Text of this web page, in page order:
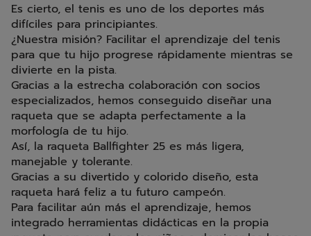
Es cierto, el tenis es uno de los deportes más
difíciles para principiantes.
¿Nuestra misión? Facilitar el aprendizaje del tenis
para que tu hijo progrese rápidamente mientras se
divierte en la pista.
Gracias a la estrecha colaboración con socios
especializados, hemos conseguido diseñar una
raqueta que se adapta perfectamente a la
morfología de tu hijo.
Así, la raqueta Ballfighter 25 es más ligera,
manejable y tolerante.
Gracias a su divertido y colorido diseño, esta
raqueta hará feliz a tu futuro campeón.
Para facilitar aún más el aprendizaje, hemos
integrado herramientas didácticas en la propia